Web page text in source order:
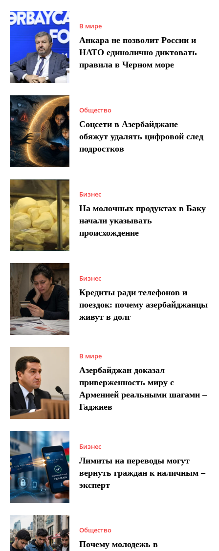
В мире
Анкара не позволит России и
НАТО единолично диктовать
правила в Черном море
Общество
Соцсети в Азербайджане
обяжут удалять цифровой след
подростков
Бизнес
На молочных продуктах в Баку
начали указывать
происхождение
Бизнес
Кредиты ради телефонов и
поездок: почему азербайджанцы
живут в долг
В мире
Азербайджан доказал
приверженность миру с
Арменией реальными шагами –
Гаджиев
Бизнес
Лимиты на переводы могут
вернуть граждан к наличным –
эксперт
Общество
Почему молодежь в